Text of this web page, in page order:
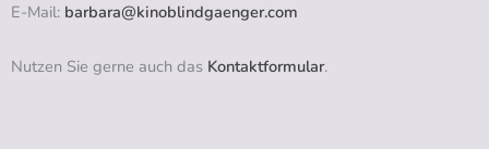
E-Mail: barbara@kinoblindgaenger.com
Nutzen Sie gerne auch das Kontaktformular.